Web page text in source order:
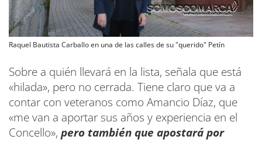
Raquel Bautista Carballo en una de las calles de su "querido" Petín
Sobre a quién llevará en la lista, señala que está
«hilada», pero no cerrada. Tiene claro que va a
contar con veteranos como Amancio Díaz, que
«me van a aportar sus años y experiencia en el
Concello», pero también que apostará por